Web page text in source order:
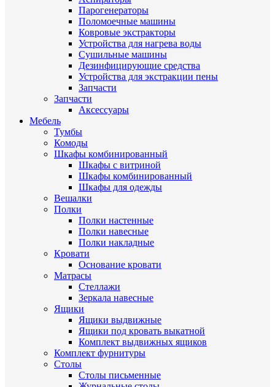
Парогенераторы
Поломоечные машины
Ковровые экстракторы
Устройства для нагрева воды
Сушильные машины
Дезинфицирующие средства
Устройства для экстракции пены
Запчасти
Запчасти
Аксессуары
Мебель
Тумбы
Комоды
Шкафы комбинированный
Шкафы с витриной
Шкафы комбинированный
Шкафы для одежды
Вешалки
Полки
Полки настенные
Полки навесные
Полки накладные
Кровати
Основание кровати
Матрасы
Стеллажи
Зеркала навесные
Ящики
Ящики выдвижные
Ящики под кровать выкатной
Комплект выдвижных ящиков
Комплект фурнитуры
Столы
Столы письменные